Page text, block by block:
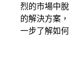
烈的市場中
的解決方案
一步了解如